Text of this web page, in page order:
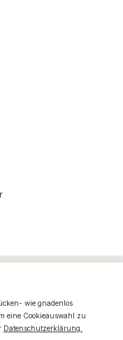
wie gnadenlos
eine Cookieauswahl zu
Datenschutzerklärung.